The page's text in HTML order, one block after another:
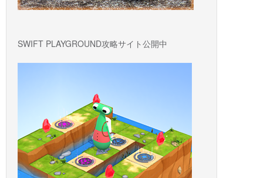
SWIFT PLAYGROUND攻略サイト公開中